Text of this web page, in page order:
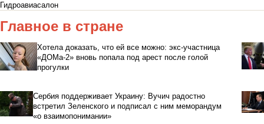
Гидроавиасалон
Главное в стране
Хотела доказать, что ей все можно: экс-участница
«ДОМа-2» вновь попала под арест после голой
прогулки
Сербия поддерживает Украину: Вучич радостно
встретил Зеленского и подписал с ним меморандум
«о взаимопонимании»